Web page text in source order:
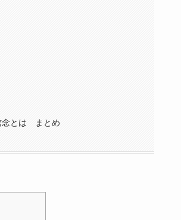
念とは まとめ